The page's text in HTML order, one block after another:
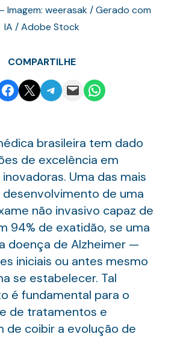
– Imagem: weerasak / Gerado com
IA / Adobe Stock
COMPARTILHE
Share on Facebook
Email this PageShare on Telegram
Email this PageShare on WhatsApp
brasileira tem dado
de excelência em
Uma das mais
de uma
não invasivo capaz de
94% de exatidão, se uma
doença de Alzheimer —
iniciais ou antes mesmo
se estabelecer. Tal
é fundamental para o
de tratamentos e
de coibir a evolução de